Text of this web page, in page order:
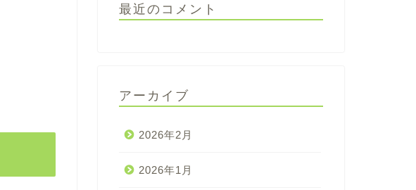
最近のコメント
アーカイブ
2026年2月
2026年1月